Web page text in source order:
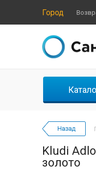
Город
Kludi
золото